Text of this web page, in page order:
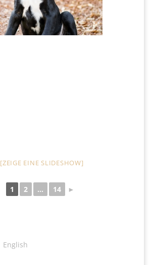
[ZEIGE EINE SLIDESHOW]
1 2 ... 14 ►
English